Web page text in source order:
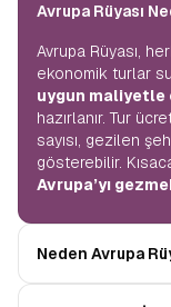
Avrupa Rüyası
Avrupa Rüyası,
ekonomik turlar
uygun maliyetle
hazırlanır. Tur
sayısı, gezilen
gösterebilir.
Avrupa’yı
Neden Avrupa